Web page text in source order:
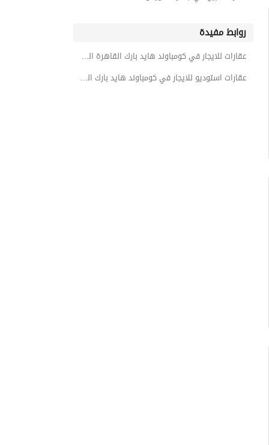
روابط مفيدة
عقارات للايجار في كومباوند هايد بارك القاهرة الجديدة
عقارات استوديو للايجار في كومباوند هايد بارك القاهرة الجديدة